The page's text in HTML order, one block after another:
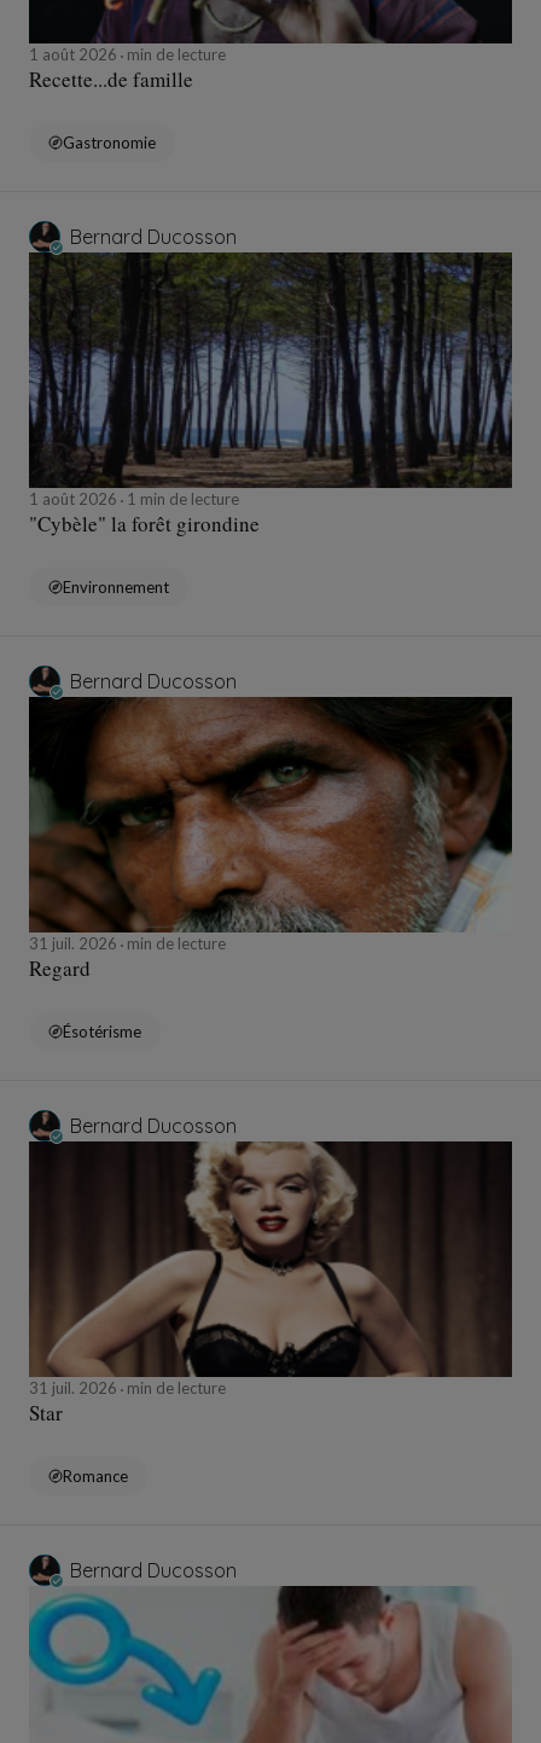
1 août 2026 min de lecture
Recette...de famille
Gastronomie
Bernard Ducosson
1 août 2026 1 min de lecture
"Cybèle" la forêt girondine
Environnement
Bernard Ducosson
31 juil. 2026 min de lecture
Regard
Ésotérisme
Bernard Ducosson
31 juil. 2026 min de lecture
Star
Romance
Bernard Ducosson